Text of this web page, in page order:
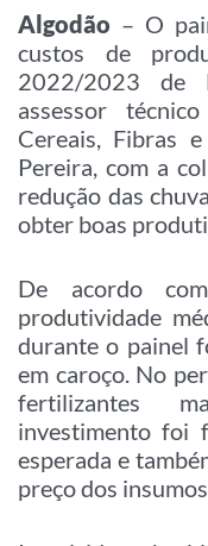
Algodão – O
custos de
2022/2023 de
assessor
Cereais, Fibras
Pereira, com a
redução das
obter boas
De acordo
produtividade
durante o painel
em caroço. No
fertilizantes
investimento foi
esperada e
preço dos